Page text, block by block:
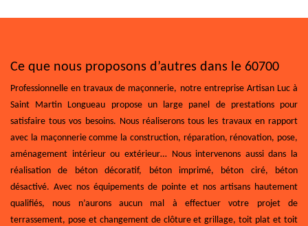
Ce que nous proposons d’autres dans le 60700
Professionnelle en travaux de maçonnerie, notre entreprise Artisan Luc à
Saint Martin Longueau propose un large panel de prestations pour
satisfaire tous vos besoins. Nous réaliserons tous les travaux en rapport
avec la maçonnerie comme la construction, réparation, rénovation, pose,
aménagement intérieur ou extérieur… Nous intervenons aussi dans la
réalisation de béton décoratif, béton imprimé, béton ciré, béton
désactivé. Avec nos équipements de pointe et nos artisans hautement
qualifiés, nous n’aurons aucun mal à effectuer votre projet de
terrassement, pose et changement de clôture et grillage, toit plat et toit